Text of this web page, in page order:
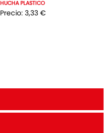
HUCHA PLASTICO
Precio: 3,33 €